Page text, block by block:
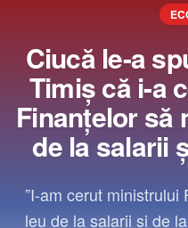
Ciucă le-a
Timiş că i-a
Finanţelor să
de la salarii
”I-am cerut
leu de la salarii şi de